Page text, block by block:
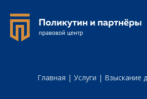
Главная | Услуги | Взыскание